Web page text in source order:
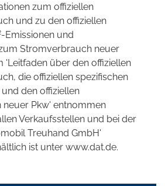
zum offiziellen
und zu den offiziellen
-Emissionen und
Stromverbrauch neuer
'Leitfaden über den offiziellen
die offiziellen spezifischen
den offiziellen
Pkw' entnommen
Verkaufsstellen und bei der
Treuhand GmbH'
ist unter www.dat.de.